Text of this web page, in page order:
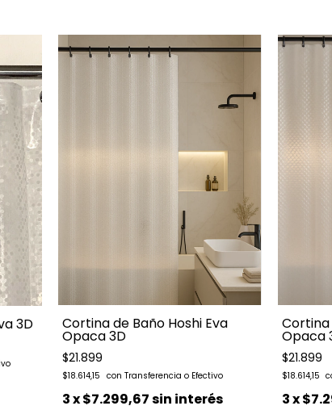
3D Cortina de Baño Hoshi Eva
Opaca 3D
$21.899
$18.614,15
3x$7.299,67sin interés
Cortina
Opaca
$21.899
$18.614,15
3x